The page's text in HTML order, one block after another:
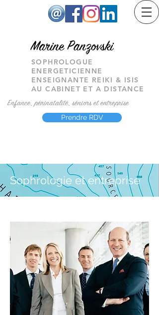
Marine Panzovski
SOPHROLOGUE
ENERGETICIENNE
ENSEIGNANTE REIKI & ISIS
AU CABINET ET A DISTANCE
Enfance, périnatalité, séniors et entreprise
Prendre RDV
Sophrologie et entreprise